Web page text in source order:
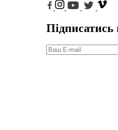
Підписатись